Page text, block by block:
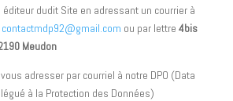
éditeur dudit Site en adressant un courrier à
contactmdp92@gmail.com ou par lettre 4bis
Meudon
adresser par courriel à notre DPO (Data
à la Protection des Données)